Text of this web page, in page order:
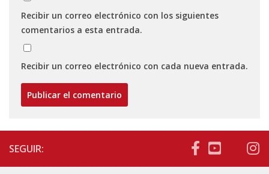
Recibir un correo electrónico con los siguientes
comentarios a esta entrada.
Recibir un correo electrónico con cada nueva entrada.
SEGUIR: